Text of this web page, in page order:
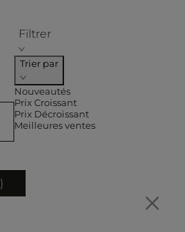
Filtrer
Trier par
Nouveautés
Prix Croissant
Prix Décroissant
Meilleures ventes
)